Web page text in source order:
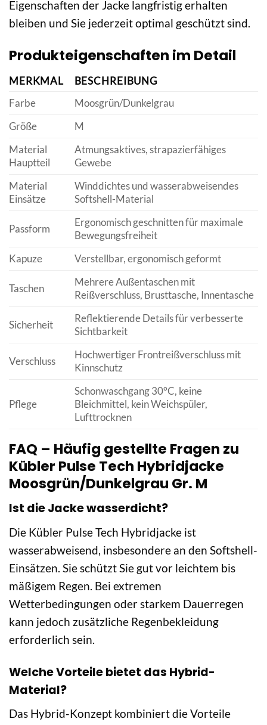
Eigenschaften der Jacke langfristig erhalten
bleiben und Sie jederzeit optimal geschützt sind.
Produkteigenschaften im Detail
MERKMAL
BESCHREIBUNG
Farbe
Moosgrün/Dunkelgrau
Größe
M
Material
Hauptteil
Atmungsaktives, strapazierfähiges
Gewebe
Material
Einsätze
Winddichtes und wasserabweisendes
Softshell-Material
Passform
Ergonomisch geschnitten für maximale
Bewegungsfreiheit
Kapuze
Verstellbar, ergonomisch geformt
Taschen
Mehrere Außentaschen mit
Reißverschluss, Brusttasche, Innentasche
Sicherheit
Reflektierende Details für verbesserte
Sichtbarkeit
Verschluss
Hochwertiger Frontreißverschluss mit
Kinnschutz
Pflege
Schonwaschgang 30°C, keine
Bleichmittel, kein Weichspüler,
Lufttrocknen
FAQ – Häufig gestellte Fragen zu
Kübler Pulse Tech Hybridjacke
Moosgrün/Dunkelgrau Gr. M
Ist die Jacke wasserdicht?
Die Kübler Pulse Tech Hybridjacke ist
wasserabweisend, insbesondere an den Softshell-
Einsätzen. Sie schützt Sie gut vor leichtem bis
mäßigem Regen. Bei extremen
Wetterbedingungen oder starkem Dauerregen
kann jedoch zusätzliche Regenbekleidung
erforderlich sein.
Welche Vorteile bietet das Hybrid-
Material?
Das Hybrid-Konzept kombiniert die Vorteile